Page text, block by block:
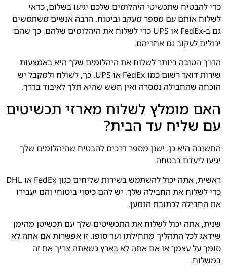
כדי להבטיח שתכשיטי היהלומים שלכם יגיעו בשלום, כדאי
לשלוח אותם עם מספר מעקב וביטוח. הרבה אנשים משתמשים
גם ב-FedEx או UPS כדי לשלוח את היהלומים שלהם, כך שהם
יכולים לעקוב גם אחריהם.
הדרך הטובה ביותר לשלוח את היהלומים שלך היא באמצעות
שירות דואר רשום כמו FedEx או UPS. כך, לשולח ולמקבל יש
הוכחה שהחבילה נמסרה ואין חשש שהיא תלך לאיבוד בדרך.
האם מומלץ לשלוח מארזי תכשיטים
עם שליח עד הבית?
התשובה היא כן. ישנן מספר דרכים להבטיח שהיהלומים שלך
יגיעו ליעדם בבטחה.
ראשית, אתה יכול להשתמש בשירות שליחים כגון FedEx או DHL
כדי לשלוח את החבילה שלך. יש להם כיסוי ביטוחי והם יעבירו
את החבילה לכתובת הנמען.
שנית, אתה יכול לשלוח את התכשיטים שלך עם תכשיטן מהימן
שידאג לכל התהליך מתחילתו ועד סופו. זו אפשרות אם אתה לא
סומך על עצמך או אם אתה לא בארץ כשאתה צריך את זה
במשלוח.